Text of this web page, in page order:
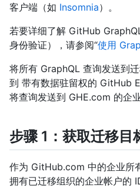
客户端（如 Insomnia）。
若要详细了解 GitHub
身份验证），请参阅“使用
将所有 GraphQL 查询发送到
到 带有数据驻留权的 GitHub
将查询发送到 GHE.com 的企
步骤 1：获取迁移目
作为 GitHub.com 中的企业所
拥有已迁移组织的企业帐户的